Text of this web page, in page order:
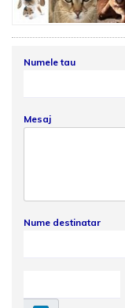
Numele tau
Mesaj
Nume destinatar